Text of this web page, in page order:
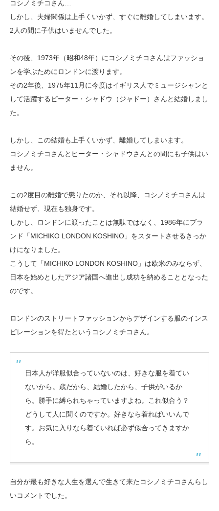
コシノミチコさん…
しかし、夫婦関係は上手くいかず、すぐに離婚してしまいます。
2人の間に子供はいませんでした。
その後、1973年（昭和48年）にコシノミチコさんはファッショ
ンを学ぶためにロンドンに渡ります。
その2年後、1975年11月に今度はイギリス人でミュージシャンと
して活躍するピーター・シャドウ（ジャドー）さんと結婚しまし
た。
しかし、この結婚も上手くいかず、離婚してしまいます。
コシノミチコさんとピーター・シャドウさんとの間にも子供はい
ません。
この2度目の離婚で懲りたのか、それ以降、コシノミチコさんは
結婚せず、現在も独身です。
しかし、ロンドンに渡ったことは無駄ではなく、1986年にブラ
ンド「MICHIKO LONDON KOSHINO」をスタートさせるきっか
けになりました。
こうして「MICHIKO LONDON KOSHINO」は欧米のみならず、
日本を始めとしたアジア諸国へ進出し成功を納めることとなった
のです。
ロンドンのストリートファッションからデザインする服のインス
ピレーションを得たというコシノミチコさん。
日本人が洋服似合っていないのは、好きな服を着てい
ないから。歳だから、結婚したから、子供がいるか
ら。勝手に縛られちゃっていますよね。これ似合う？
どうして人に聞くのですか。好きなら着ればいいんで
す。お気に入りなら着ていれば必ず似合ってきますか
ら。
自分が最も好きな人生を選んで生きて来たコシノミチコさんらし
いコメントでした。